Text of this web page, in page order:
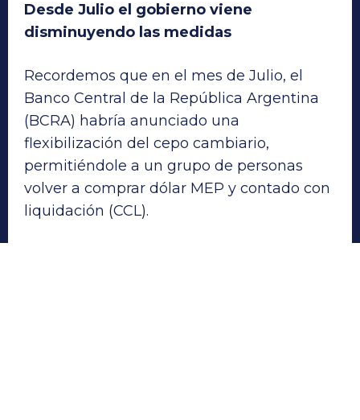
Desde Julio el gobierno viene
disminuyendo las medidas
Recordemos que en el mes de Julio, el
Banco Central de la República Argentina
(BCRA) habría anunciado una
flexibilización del cepo cambiario,
permitiéndole a un grupo de personas
volver a comprar dólar MEP y contado con
liquidación (CCL).